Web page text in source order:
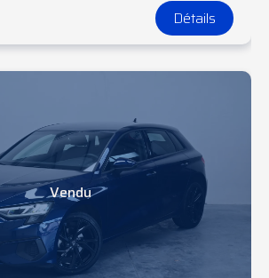
Détails
Vendu